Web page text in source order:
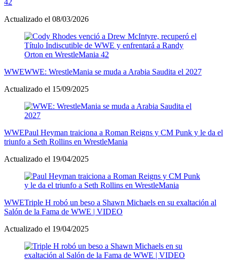
Actualizado el 08/03/2026
WWEWWE: WrestleMania se muda a Arabia Saudita el 2027
Actualizado el 15/09/2025
WWEPaul Heyman traiciona a Roman Reigns y CM Punk y le da el
triunfo a Seth Rollins en WrestleMania
Actualizado el 19/04/2025
WWETriple H robó un beso a Shawn Michaels en su exaltación al
Salón de la Fama de WWE | VIDEO
Actualizado el 19/04/2025